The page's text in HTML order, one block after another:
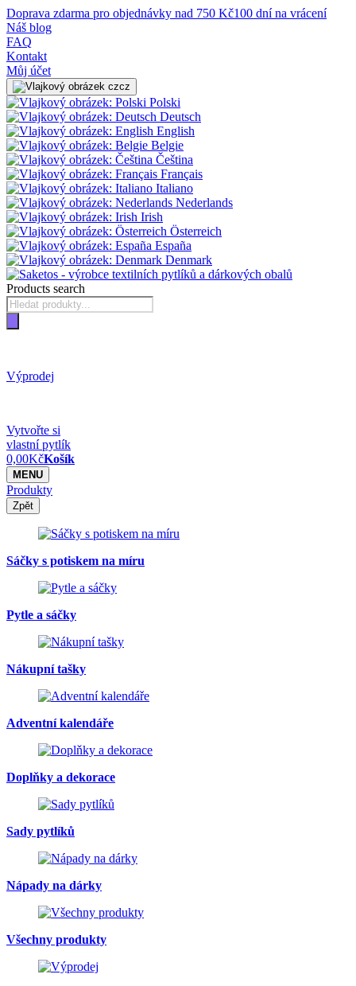
Doprava zdarma pro objednávky nad 750 Kč100 dní na vrácení
Náš blog
FAQ
Kontakt
Můj účet
cz
Polski
Deutsch
English
Belgie
Čeština
Français
Italiano
Nederlands
Irish
Österreich
España
Denmark
Products search
Výprodej
Vytvořte si
vlastní pytlík
0,00KčKošík
MENU
Produkty
Zpět
Sáčky s potiskem na míru
Pytle a sáčky
Nákupní tašky
Adventní kalendáře
Doplňky a dekorace
Sady pytlíků
Nápady na dárky
Všechny produkty